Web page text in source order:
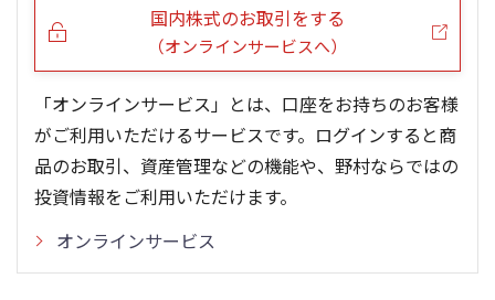
国内株式のお取引をする
（オンラインサービスへ）
「オンラインサービス」とは、口座をお持ちのお客様
がご利用いただけるサービスです。ログインすると商
品のお取引、資産管理などの機能や、野村ならではの
投資情報をご利用いただけます。
オンラインサービス